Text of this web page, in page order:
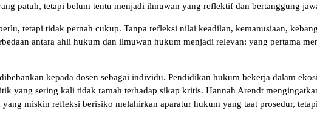
patuh, tetapi belum tentu menjadi ilmuwan yang reflektif dan bertanggung
tetapi tidak pernah cukup. Tanpa refleksi nilai keadilan, kemanusiaan,
antara ahli hukum dan ilmuwan hukum menjadi relevan: yang pertama
kepada dosen sebagai individu. Pendidikan hukum bekerja dalam
yang sering kali tidak ramah terhadap sikap kritis. Hannah Arendt
miskin refleksi berisiko melahirkan aparatur hukum yang taat prosedur,